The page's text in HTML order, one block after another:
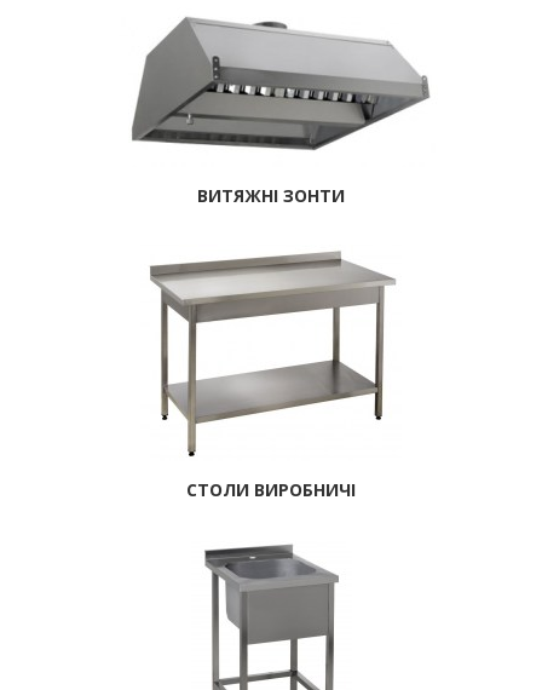
ВИТЯЖНІ ЗОНТИ
СТОЛИ ВИРОБНИЧІ